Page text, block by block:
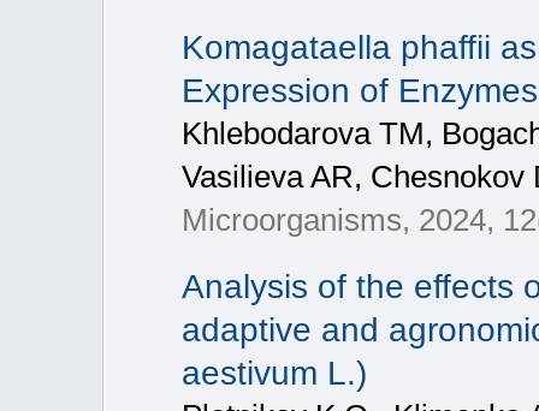
Komagataella phaffii
Expression of
Khlebodarova TM,
Vasilieva AR,
Microorganisms, 2024,
Analysis of the effects
adaptive and
aestivum L.)